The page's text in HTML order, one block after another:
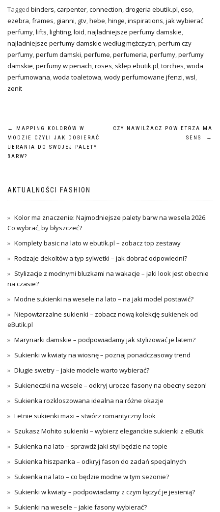
Tagged binders,carpenter,connection,drogeria ebutik.pl,eso,
ezebra,frames, gianni, gtv,hebe,hinge,inspirations,jak wybierać
perfumy,lifts,lighting,loid,najładniejsze perfumy damskie,
najładniejsze perfumy damskie według mężczyzn,perfum czy
perfumy,perfum damski,perfume,perfumeria,perfumy,perfumy
damskie,perfumy w penach,roses, sklep ebutik.pl,torches,woda
perfumowana,woda toaletowa,wody perfumowane jfenzi,wsl,
zenit
Nawigacja
wpisu
←
MAPPING KOLORÓW W
MODZIE CZYLI JAK DOBIERAĆ
UBRANIA DO SWOJEJ PALETY
BARW?
CZY NAWILŻACZ POWIETRZA MA
SENS
→
AKTUALNOŚCI FASHION
Kolor ma znaczenie: Najmodniejsze palety barw na wesela 2026.
Co wybrać, by błyszczeć?
Komplety basic na lato w ebutik.pl – zobacz top zestawy
Rodzaje dekoltów a typ sylwetki – jak dobrać odpowiedni?
Stylizacje z modnymi bluzkami na wakacje – jaki look jest obecnie
na czasie?
Modne sukienki na wesele na lato – na jaki model postawić?
Niepowtarzalne sukienki – zobacz nową kolekcję sukienek od
eButik.pl
Marynarki damskie – podpowiadamy jak stylizować je latem?
Sukienki w kwiaty na wiosnę – poznaj ponadczasowy trend
Długie swetry – jakie modele warto wybierać?
Sukieneczki na wesele – odkryj urocze fasony na obecny sezon!
Sukienka rozkloszowana idealna na różne okazje
Letnie sukienki maxi – stwórz romantyczny look
Szukasz Mohito sukienki – wybierz eleganckie sukienki z eButik
Sukienka na lato – sprawdź jaki styl będzie na topie
Sukienka hiszpanka – odkryj fason do zadań specjalnych
Sukienka na lato – co będzie modne w tym sezonie?
Sukienki w kwiaty – podpowiadamy z czym łączyć je jesienią?
Sukienki na wesele – jakie fasony wybierać?